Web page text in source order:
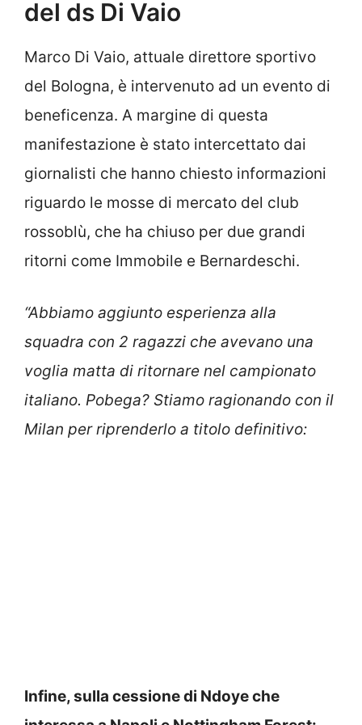
del ds Di Vaio
Marco Di Vaio, attuale direttore sportivo
del Bologna, è intervenuto ad un evento di
beneficenza. A margine di questa
manifestazione è stato intercettato dai
giornalisti che hanno chiesto informazioni
riguardo le mosse di mercato del club
rossoblù, che ha chiuso per due grandi
ritorni come Immobile e Bernardeschi.
“Abbiamo aggiunto esperienza alla
squadra con 2 ragazzi che avevano una
voglia matta di ritornare nel campionato
italiano. Pobega? Stiamo ragionando con il
Milan per riprenderlo a titolo definitivo:
Infine, sulla cessione di Ndoye che